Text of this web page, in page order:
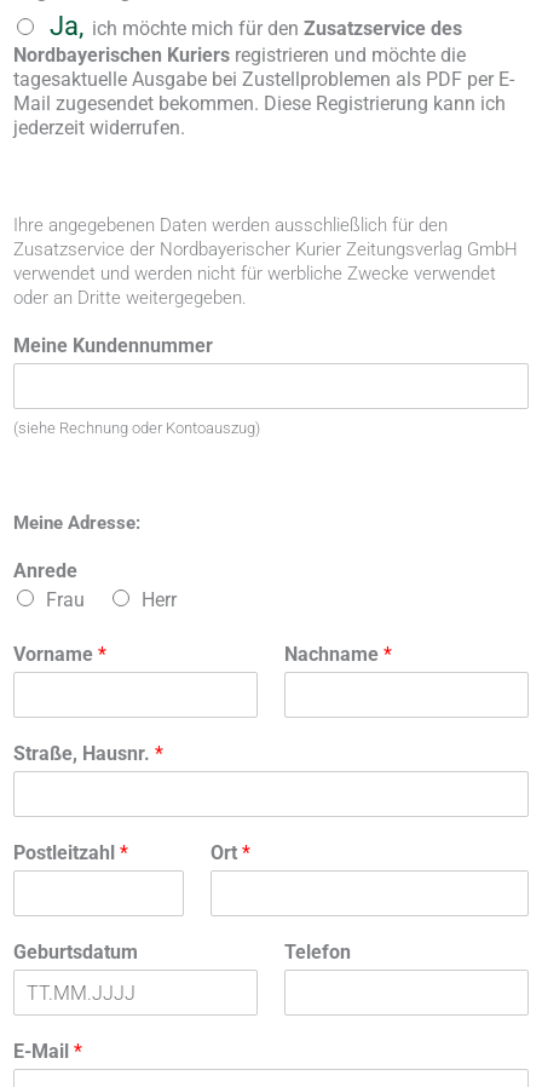
Ja, ich möchte mich für den Zusatzservice des
Nordbayerischen Kuriers registrieren und möchte die
tagesaktuelle Ausgabe bei Zustellproblemen als PDF per E-
Mail zugesendet bekommen. Diese Registrierung kann ich
jederzeit widerrufen.
Ihre angegebenen Daten werden ausschließlich für den
Zusatzservice der Nordbayerischer Kurier Zeitungsverlag GmbH
verwendet und werden nicht für werbliche Zwecke verwendet
oder an Dritte weitergegeben.
Meine Kundennummer
(siehe Rechnung oder Kontoauszug)
Meine Adresse:
Anrede
Frau
Herr
Vorname * Nachname *
Straße, Hausnr. *
Postleitzahl * Ort *
Geburtsdatum Telefon
E-Mail *